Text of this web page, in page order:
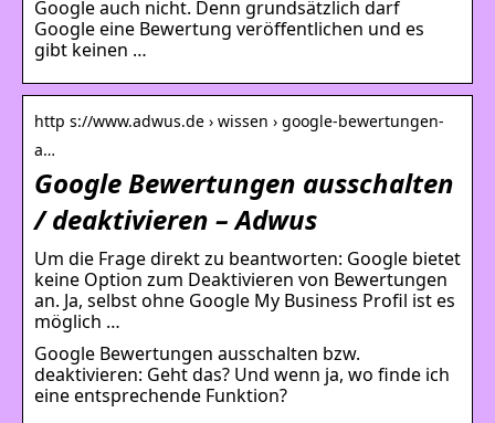
Google auch nicht. Denn grundsätzlich darf
Google eine Bewertung veröffentlichen und es
gibt keinen …
http s://www.adwus.de › wissen › google-bewertungen-
a…
Google Bewertungen ausschalten
/ deaktivieren – Adwus
Um die Frage direkt zu beantworten: Google bietet
keine Option zum Deaktivieren von Bewertungen
an. Ja, selbst ohne Google My Business Profil ist es
möglich …
Google Bewertungen ausschalten bzw.
deaktivieren: Geht das? Und wenn ja, wo finde ich
eine entsprechende Funktion?